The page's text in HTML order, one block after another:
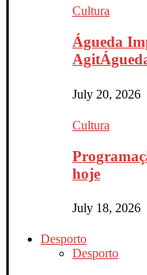
Cultura
Águeda
July 20, 2026
Cultura
hoje
July 18, 2026
Desporto
Desporto